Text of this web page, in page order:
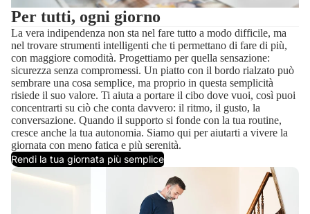
Per tutti, ogni giorno
La vera indipendenza non sta nel fare tutto a modo difficile, ma
nel trovare strumenti intelligenti che ti permettano di fare di più,
con maggiore comodità. Progettiamo per quella sensazione:
sicurezza senza compromessi. Un piatto con il bordo rialzato può
sembrare una cosa semplice, ma proprio in questa semplicità
risiede il suo valore. Ti aiuta a portare il cibo dove vuoi, così puoi
concentrarti su ciò che conta davvero: il ritmo, il gusto, la
conversazione. Quando il supporto si fonde con la tua routine,
cresce anche la tua autonomia. Siamo qui per aiutarti a vivere la
giornata con meno fatica e più serenità.
Rendi la tua giornata più semplice